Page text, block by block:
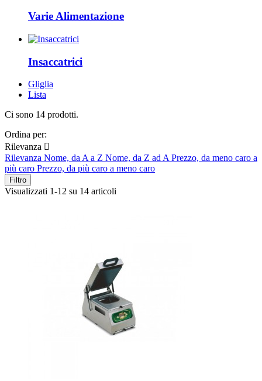
Varie Alimentazione
Insaccatrici
Gliglia
Lista
Ci sono 14 prodotti.
Ordina per:
Rilevanza 
Rilevanza Nome, da A a Z Nome, da Z ad A Prezzo, da meno caro a
più caro Prezzo, da più caro a meno caro
Filtro
Visualizzati 1-12 su 14 articoli